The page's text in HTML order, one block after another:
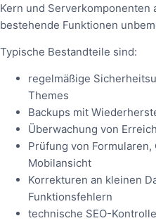
Kern und Serverkomponenten
bestehende Funktionen
Typische Bestandteile sind:
regelmäßige
Themes
Backups mit
Überwachung von
Prüfung von
Mobilansicht
Korrekturen an kleinen
Funktionsfehlern
technische SEO-